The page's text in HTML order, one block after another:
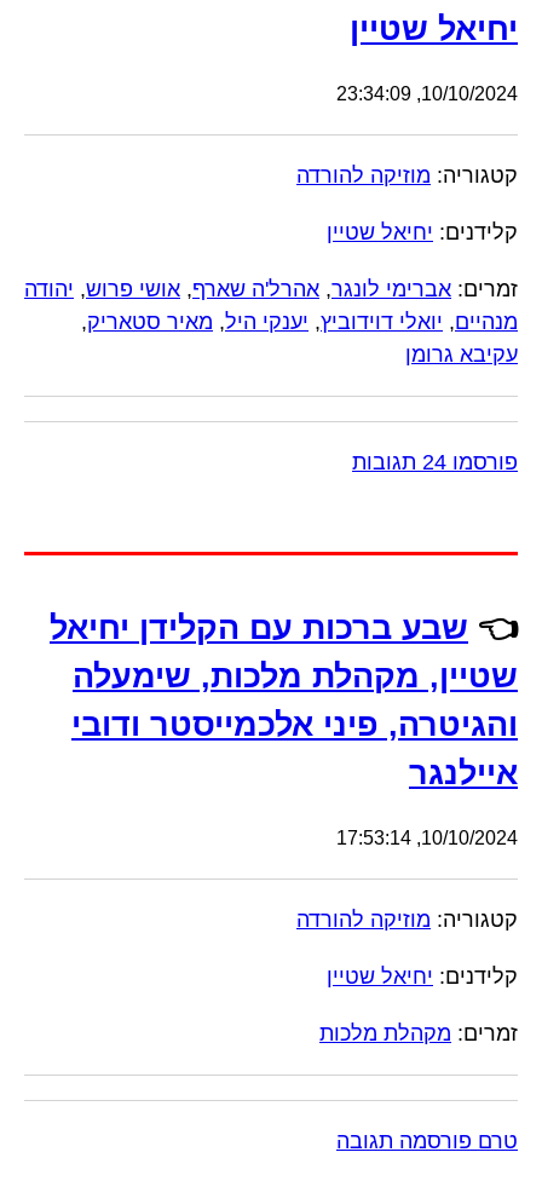
יחיאל שטיין
10/10/2024, 23:34:09
קטגוריה: מוזיקה להורדה
קלידנים: יחיאל שטיין
זמרים: אברימי לונגר, אהרל'ה שארף, אושי פרוש, יהודה
מנהיים, יואלי דוידוביץ, יענקי היל, מאיר סטאריק,
עקיבא גרומן
פורסמו 24 תגובות
👈 שבע ברכות עם הקלידן יחיאל
שטיין, מקהלת מלכות, שימעלה
והגיטרה, פיני אלכמייסטר ודובי
איילנגר
10/10/2024, 17:53:14
קטגוריה: מוזיקה להורדה
קלידנים: יחיאל שטיין
זמרים: מקהלת מלכות
טרם פורסמה תגובה